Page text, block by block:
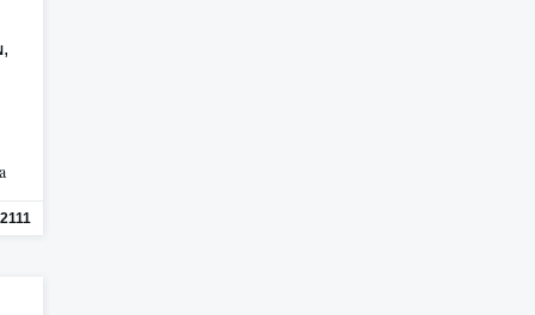
,